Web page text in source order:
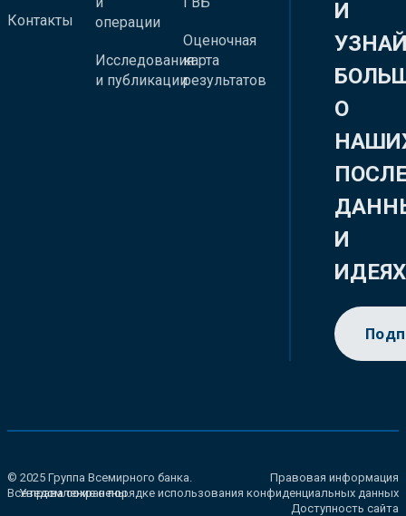
Контакты
операции
Исследования
и публикации
Оценочная
карта
результатов
И
О
И
ИДЕЯХ
© 2025 Группа Всемирного банка.
Все права сохранены.
Правовая информация
Уведомление о порядке использования конфиденциальных данных
Доступность сайта